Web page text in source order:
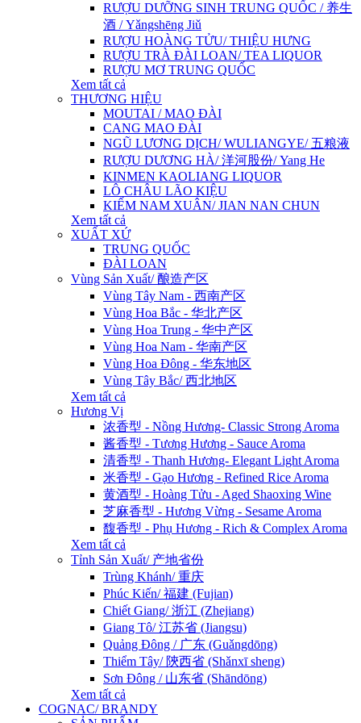
RƯỢU DƯỠNG SINH TRUNG QUỐC / 养生
酒 / Yǎngshēng Jiǔ
RƯỢU HOÀNG TỬU/ THIỆU HƯNG
RƯỢU TRÀ ĐÀI LOAN/ TEA LIQUOR
RƯỢU MƠ TRUNG QUỐC
Xem tất cả
THƯƠNG HIỆU
MOUTAI / MAO ĐÀI
CANG MAO ĐÀI
NGŨ LƯƠNG DỊCH/ WULIANGYE/ 五粮液
RƯỢU DƯƠNG HÀ/ 洋河股份/ Yang He
KINMEN KAOLIANG LIQUOR
LÔ CHÂU LÃO KIỆU
KIẾM NAM XUÂN/ JIAN NAN CHUN
Xem tất cả
XUẤT XỨ
TRUNG QUỐC
ĐÀI LOAN
Vùng Sản Xuất/ 酿造产区
Vùng Tây Nam - 西南产区
Vùng Hoa Bắc - 华北产区
Vùng Hoa Trung - 华中产区
Vùng Hoa Nam - 华南产区
Vùng Hoa Đông - 华东地区
Vùng Tây Bắc/ 西北地区
Xem tất cả
Hương Vị
浓香型 - Nồng Hương- Classic Strong Aroma
酱香型 - Tương Hương - Sauce Aroma
清香型 - Thanh Hương- Elegant Light Aroma
米香型 - Gạo Hương - Refined Rice Aroma
黄酒型 - Hoàng Tửu - Aged Shaoxing Wine
芝麻香型 - Hương Vừng - Sesame Aroma
馥香型 - Phụ Hương - Rich & Complex Aroma
Xem tất cả
Tỉnh Sản Xuất/ 产地省份
Trùng Khánh/ 重庆
Phúc Kiến/ 福建 (Fujian)
Chiết Giang/ 浙江 (Zhejiang)
Giang Tô/ 江苏省 (Jiangsu)
Quảng Đông / 广东 (Guǎngdōng)
Thiểm Tây/ 陝西省 (Shǎnxī sheng)
Sơn Đông / 山东省 (Shāndōng)
Xem tất cả
COGNAC/ BRANDY